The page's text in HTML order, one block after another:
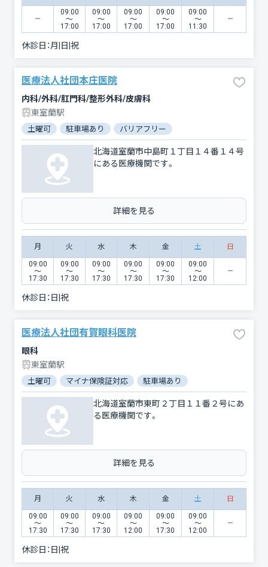
09:00
〜
17:00
09:00
〜
17:00
09:00
〜
17:00
09:00
〜
17:00
09:00
〜
11:30
休診日：月|日|祝
医療法人社団本庄医院
内科/外科/肛門科/整形外科/皮膚科
東室蘭駅
土曜可 駐車場あり バリアフリー
北海道室蘭市中島町１丁目１４番１４号
にある医療機関です。
詳細を見る
月 火 水 木 金 土 日
09:00
〜
17:30
09:00
〜
17:30
09:00
〜
17:30
09:00
〜
17:30
09:00
〜
17:30
09:00
〜
12:00
休診日： 日|祝
医療法人社団有賀眼科医院
眼科
東室蘭駅
土曜可 マイナ保険証対応 駐車場あり
北海道室蘭市東町２丁目１１番２号にあ
る医療機関です。
詳細を見る
月 火 水 木 金 土 日
09:00
〜
17:30
09:00
〜
17:30
09:00
〜
17:30
09:00
〜
12:00
09:00
〜
17:30
09:00
〜
12:00
休診日： 日|祝